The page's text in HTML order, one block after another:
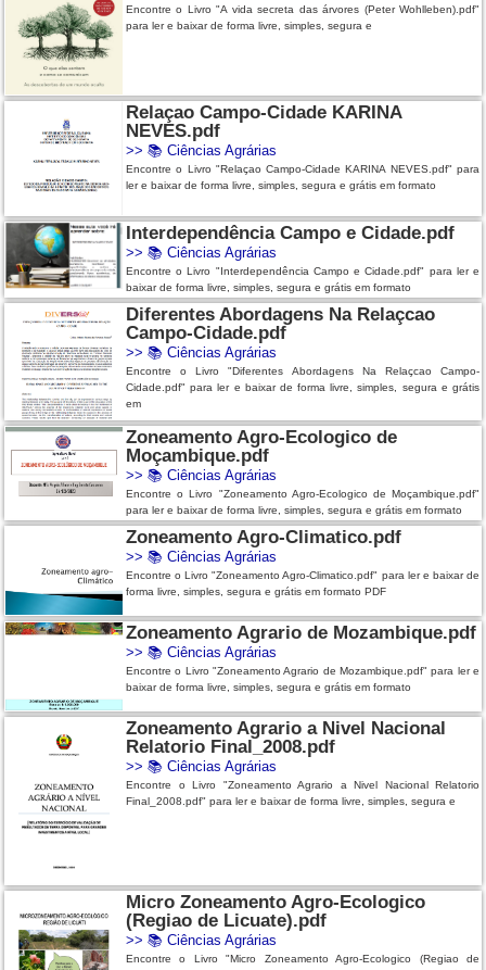
Encontre o Livro "A vida secreta das árvores (Peter Wohlleben).pdf"
para ler e baixar de forma livre, simples, segura e
Relaçao Campo-Cidade KARINA
NEVES.pdf
>> 📚 Ciências Agrárias
Encontre o Livro "Relaçao Campo-Cidade KARINA NEVES.pdf" para
ler e baixar de forma livre, simples, segura e grátis em formato
Interdependência Campo e Cidade.pdf
>> 📚 Ciências Agrárias
Encontre o Livro "Interdependência Campo e Cidade.pdf" para ler e
baixar de forma livre, simples, segura e grátis em formato
Diferentes Abordagens Na Relaçcao
Campo-Cidade.pdf
>> 📚 Ciências Agrárias
Encontre o Livro "Diferentes Abordagens Na Relaçcao Campo-
Cidade.pdf" para ler e baixar de forma livre, simples, segura e grátis
em
Zoneamento Agro-Ecologico de
Moçambique.pdf
>> 📚 Ciências Agrárias
Encontre o Livro "Zoneamento Agro-Ecologico de Moçambique.pdf"
para ler e baixar de forma livre, simples, segura e grátis em formato
Zoneamento Agro-Climatico.pdf
>> 📚 Ciências Agrárias
Encontre o Livro "Zoneamento Agro-Climatico.pdf" para ler e baixar de
forma livre, simples, segura e grátis em formato PDF
Zoneamento Agrario de Mozambique.pdf
>> 📚 Ciências Agrárias
Encontre o Livro "Zoneamento Agrario de Mozambique.pdf" para ler e
baixar de forma livre, simples, segura e grátis em formato
Zoneamento Agrario a Nivel Nacional
Relatorio Final_2008.pdf
>> 📚 Ciências Agrárias
Encontre o Livro "Zoneamento Agrario a Nivel Nacional Relatorio
Final_2008.pdf" para ler e baixar de forma livre, simples, segura e
Micro Zoneamento Agro-Ecologico
(Regiao de Licuate).pdf
>> 📚 Ciências Agrárias
Encontre o Livro "Micro Zoneamento Agro-Ecologico (Regiao de